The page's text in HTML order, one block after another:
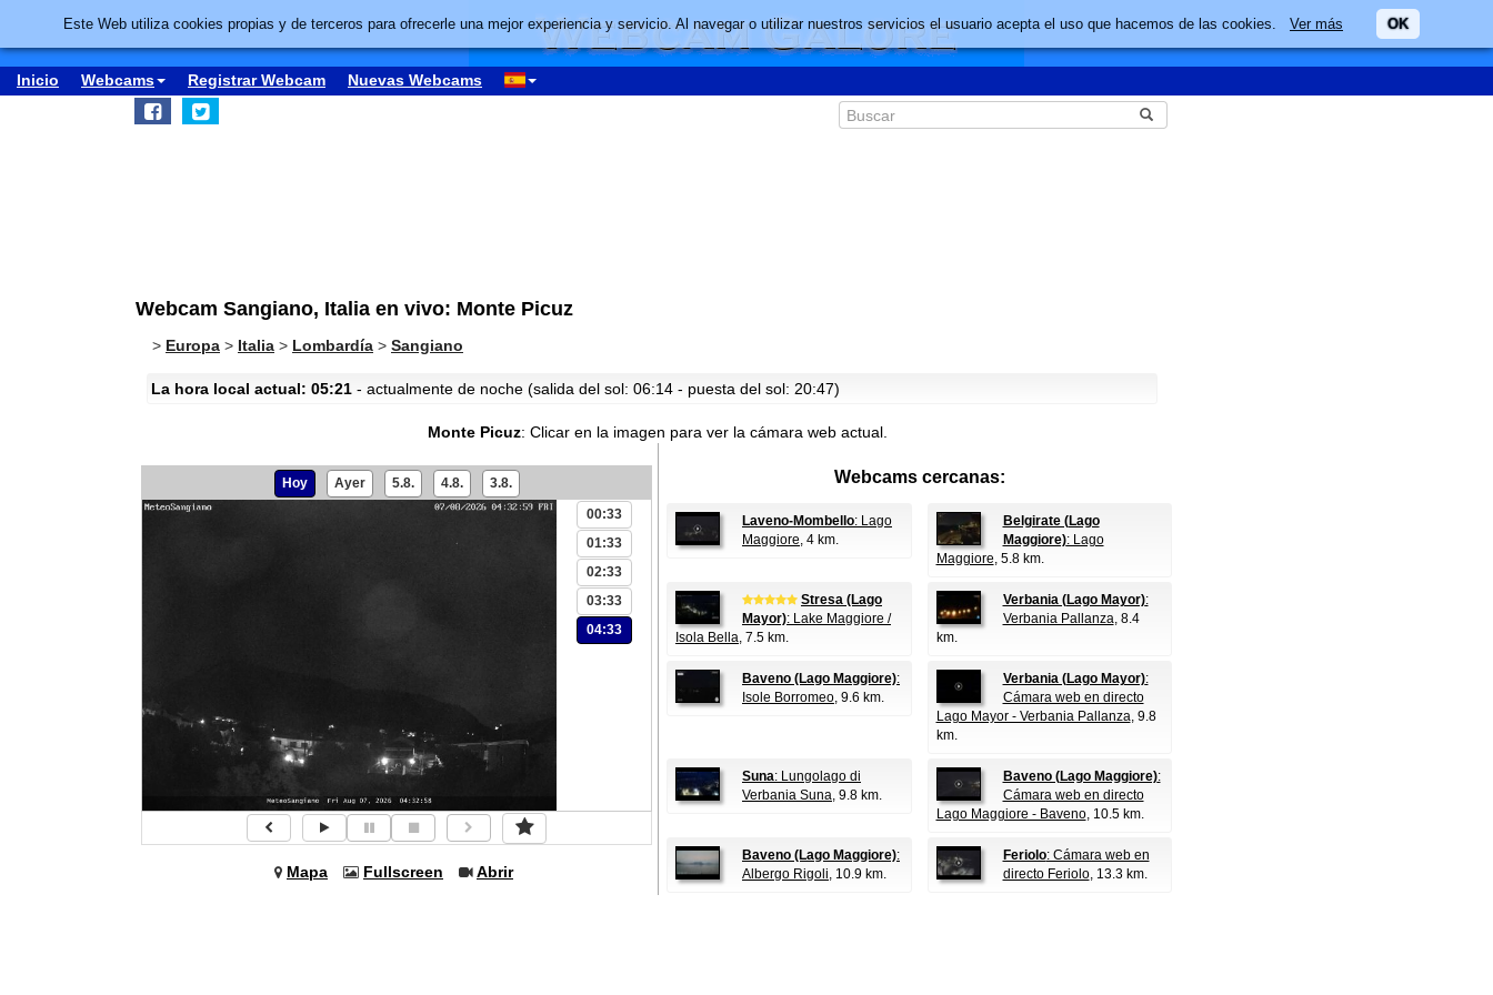
Inicio Webcams Registrar Webcam Nuevas Webcams
Webcam Sangiano, Italia en vivo: Monte Picuz
> Europa > Italia > Lombardía > Sangiano
La hora local actual: 05:21 - actualmente de noche (salida del sol: 06:14 - puesta del sol: 20:47)
Monte Picuz: Clicar en la imagen para ver la cámara web actual.
Hoy Ayer 5.8. 4.8. 3.8.
00:33
01:33
02:33
03:33
04:33
Mapa Fullscreen Abrir
Webcams cercanas:
Laveno-Mombello: Lago
Maggiore, 4 km.
Belgirate (Lago
Maggiore): Lago
Maggiore, 5.8 km.
Stresa (Lago
Mayor): Lake Maggiore /
Isola Bella, 7.5 km.
Verbania (Lago Mayor):
Verbania Pallanza, 8.4
km.
Baveno (Lago Maggiore):
Isole Borromeo, 9.6 km.
Verbania (Lago Mayor):
Cámara web en directo
Lago Mayor - Verbania Pallanza, 9.8
km.
Suna: Lungolago di
Verbania Suna, 9.8 km.
Baveno (Lago Maggiore):
Cámara web en directo
Lago Maggiore - Baveno, 10.5 km.
Baveno (Lago Maggiore):
Albergo Rigoli, 10.9 km.
Feriolo: Cámara web en
directo Feriolo, 13.3 km.
Este Web utiliza cookies propias y de terceros para ofrecerle una mejor experiencia y servicio. Al navegar o utilizar nuestros servicios el usuario acepta el uso que hacemos de las cookies. Ver más OK